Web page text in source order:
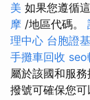
美 如果您遵循
摩 /地區代碼。
理中心 台胞證
手攤車回收 seo
屬於該國和服
撥號可確保您